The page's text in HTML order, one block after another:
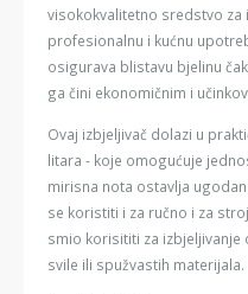
visokokvalitetno sredstvo za
profesionalnu i kućnu
osigurava blistavu bjelinu
ga čini ekonomičnim i
Ovaj izbjeljivač dolazi u
litara - koje omogućuje
mirisna nota ostavlja
se koristiti i za ručno i za
smio korisititi za izbjeljivanje
svile ili spužvastih materijala.